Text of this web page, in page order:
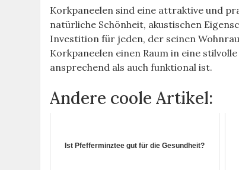
Korkpaneelen sind eine attraktive und
natürliche Schönheit, akustischen
Investition für jeden, der seinen
Korkpaneelen einen Raum in eine
ansprechend als auch funktional ist.
Andere coole Artikel:
Ist Pfefferminztee gut für die Gesundheit?